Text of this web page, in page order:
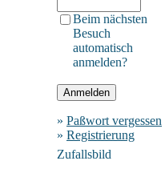
Beim nächsten
Besuch
automatisch
anmelden?
» Paßwort vergessen
» Registrierung
Zufallsbild